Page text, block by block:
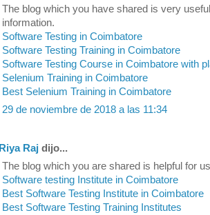
The blog which you have shared is very
information.
Software Testing in Coimbatore
Software Testing Training in Coimbatore
Software Testing Course in Coimbatore with
Selenium Training in Coimbatore
Best Selenium Training in Coimbatore
29 de noviembre de 2018 a las 11:34
Riya Raj dijo...
The blog which you are shared is helpful for
Software testing Institute in Coimbatore
Best Software Testing Institute in Coimbatore
Best Software Testing Training Institutes